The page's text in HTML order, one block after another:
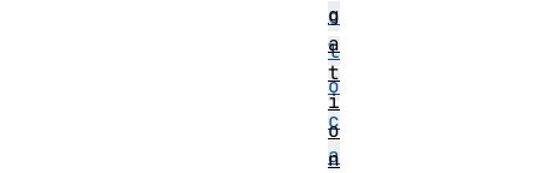
o
l
o
c
a
g
a
t
i
o
n